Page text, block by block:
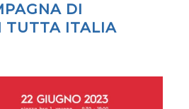
DI
TUTTA ITALIA